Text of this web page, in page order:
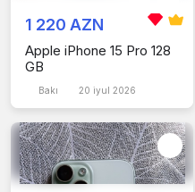
1 220 AZN
Apple iPhone 15 Pro 128
GB
Bakı 20 iyul 2026